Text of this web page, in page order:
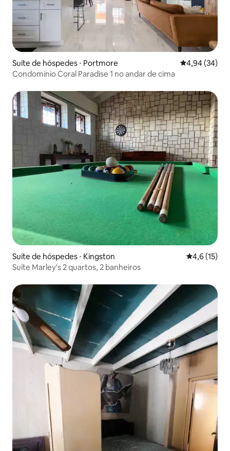
Suíte de hóspedes ⋅ Portmore 4,94 de uma
4,94 (34)
Condomínio Coral Paradise 1 no andar de cima
Suíte de hóspedes ⋅ Kingston 4,6 de uma
4,6 (15)
Suíte Marley's 2 quartos, 2 banheiros